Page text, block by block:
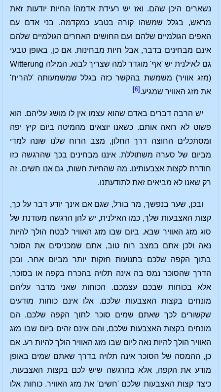
נשארים היכן שהם. ואז יש רעידת אדמה! החיות יודעות זאת
מראש, בגלל שמשהו קורה בטבע כמקדמה. בני אדם עם
האפים הגולמיים שלהם ועם החושים האחרים הגולמיים שלהם
אינם מבחינים בדבר, אבל חיות מבחינות. אם כן, באופן טבעי
גם לאילנית יש 'אף' מוגדר למה שצריך לבוא. המילה Witterung
(מזג אוויר) משמשת בהקשר כזה בגלל שמשמעותה 'להריח'
את מזג האוויר שמגיע. [6]
יש הרבה דברים באדם שהוא עצמו אין לו מושג עליהם. הוא
פשוט לא רואה אותם. כשאנו יוצאים מהמיטה ביום קיץ יפה
ומסתכלים החוצה דרך החלון, מצב הרוח שלנו שונה למדי
מביום של סערה משתוללת. איננו מבחינים בכך שהרגשה כזו
חודרת לקצות אצבעותינו. מה שהחיות חשות, גם אנו חשים. זה
רק שאנו לא מביאים זאת לתודעתנו.
ובכן, שער בנפשך, מר בורל, שגם אם אינך יודע דבר על כך,
קצות האצבעות שלך, כמו האילנית, יש להן הרגשה מעודנת של
סוג מזג האוויר שבא. ביום שבו מזג האוויר לבטח הולך להיות
נאה ולכן אתם במצב רוח טוב, אתם שמכניסים את הסוכר
בתוך הקפה שלכם בתנועות חזקות יותר מביום אחר. ובכן
הדרך שהסוכר נמס בה אינה תלויה בהכרח בקפה או בסוכר,
אלא בכוחות שבכם עצמכם. הכוחות שאני מדבר עליהם
מונחים בקצות האצבעות שלכם. אלו אינם כוחות מודעים
שקשורים לכך שאתם שמים סוכר לתוך הקפה שלכם. הם
מונחים בקצות האצבעות שלכם, והם אינם זהים ביום שבו מזג
האוויר הולך להיות נאה ליום שבו מזג האוויר הולך להיות רע. אם
כן, ההמסה של הסוכר אינה תלויה בדרך שאתם שמים באופן
מודע את הקפה, אלא בהרגשה שיש לכם בקצות האצבעות,
כיצד קצות האצבעות שלכם 'חשים' את מזג האוויר. כוחות אלו